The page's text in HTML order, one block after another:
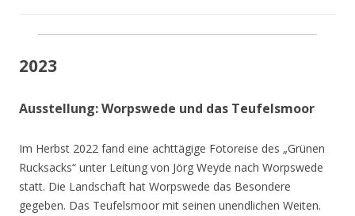
2023
Ausstellung: Worpswede und das Teufelsmoor
Im Herbst 2022 fand eine achttägige Fotoreise des „Grünen
Rucksacks“ unter Leitung von Jörg Weyde nach Worpswede
statt. Die Landschaft hat Worpswede das Besondere
gegeben. Das Teufelsmoor mit seinen unendlichen Weiten.